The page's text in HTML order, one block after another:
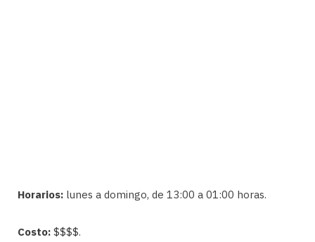
Horarios: lunes a domingo, de 13:00 a 01:00 horas.
Costo: $$$$.